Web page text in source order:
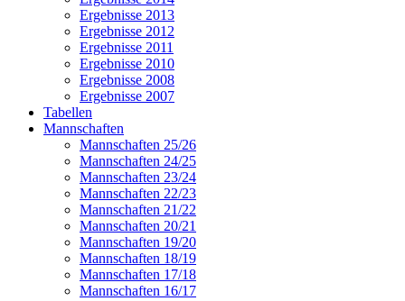
Ergebnisse 2013
Ergebnisse 2012
Ergebnisse 2011
Ergebnisse 2010
Ergebnisse 2008
Ergebnisse 2007
Tabellen
Mannschaften
Mannschaften 25/26
Mannschaften 24/25
Mannschaften 23/24
Mannschaften 22/23
Mannschaften 21/22
Mannschaften 20/21
Mannschaften 19/20
Mannschaften 18/19
Mannschaften 17/18
Mannschaften 16/17